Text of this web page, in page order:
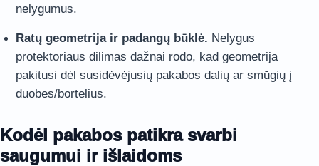
nelygumus.
Ratų geometrija ir padangų būklė. Nelygus
protektoriaus dilimas dažnai rodo, kad geometrija
pakitusi dėl susidėvėjusių pakabos dalių ar smūgių į
duobes/bortelius.
Kodėl pakabos patikra svarbi
saugumui ir išlaidoms